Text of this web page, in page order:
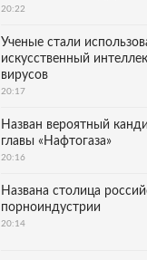
20:22
Ученые стали
искусственный
вирусов
20:17
Назван вероятный
главы «Нафтогаза»
20:16
Названа столица
порноиндустрии
20:14